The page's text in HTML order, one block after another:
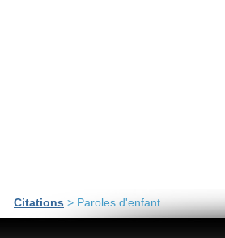
Citations > Paroles d'enfant